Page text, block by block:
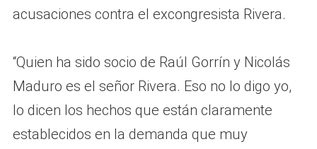
acusaciones contra el excongresista Rivera.
“Quien ha sido socio de Raúl Gorrín y Nicolás
Maduro es el señor Rivera. Eso no lo digo yo,
lo dicen los hechos que están claramente
establecidos en la demanda que muy